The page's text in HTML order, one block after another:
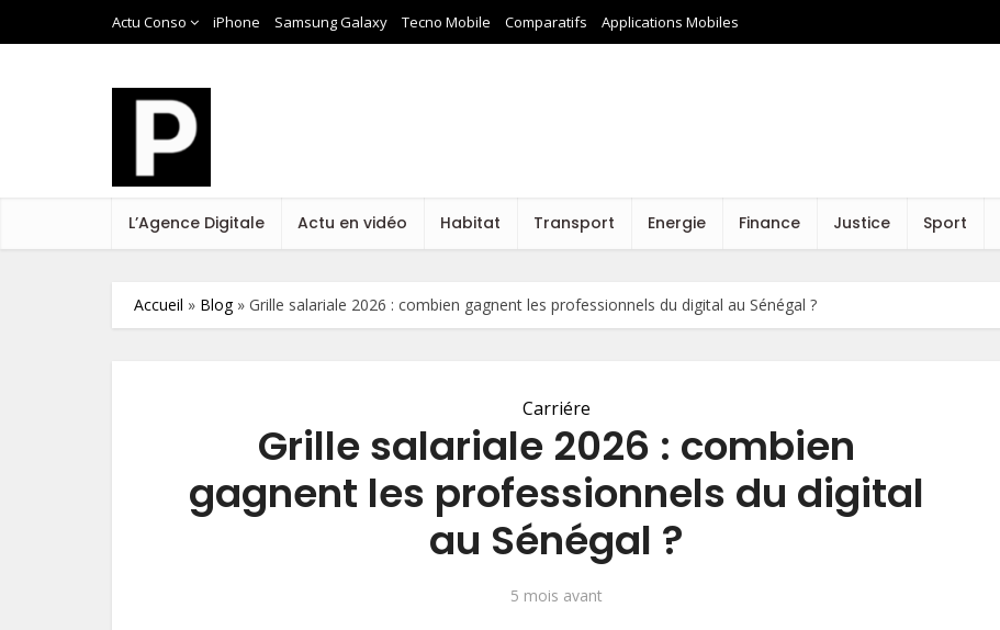
Actu Conso iPhone Samsung Galaxy Tecno Mobile Comparatifs Applications Mobiles
L’Agence Digitale Actu en vidéo Habitat Transport Energie Finance Justice Sport
Accueil » Blog» Grille salariale 2026 : combien gagnent les professionnels du digital au Sénégal ?
Carriére
Grille salariale 2026 : combien
gagnent les professionnels du digital
au Sénégal ?
5 mois avant